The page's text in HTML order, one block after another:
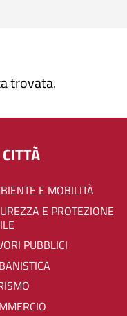
trovata.
E MOBILITÀ
PUBBLICI